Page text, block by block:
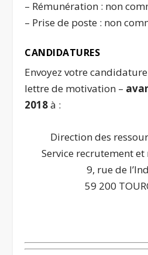
– Rémunération : non
– Prise de poste : non
CANDIDATURES
Envoyez votre
lettre de motivation –
2018à :
Direction des
Service recrutement
9, rue de
59 200